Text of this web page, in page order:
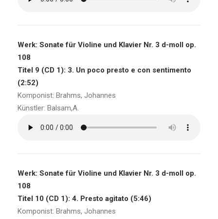
Werk: Sonate für Violine und Klavier Nr. 3 d-moll op.
108
Titel 9 (CD 1): 3. Un poco presto e con sentimento
(2:52)
Komponist: Brahms, Johannes
Künstler: Balsam,A.
Werk: Sonate für Violine und Klavier Nr. 3 d-moll op.
108
Titel 10 (CD 1): 4. Presto agitato (5:46)
Komponist: Brahms, Johannes